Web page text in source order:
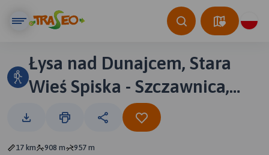
Łysa nad Dunajcem, Stara
Wieś Spiska - Szczawnica,
powiat nowotarski
17 km 908 m
957 m